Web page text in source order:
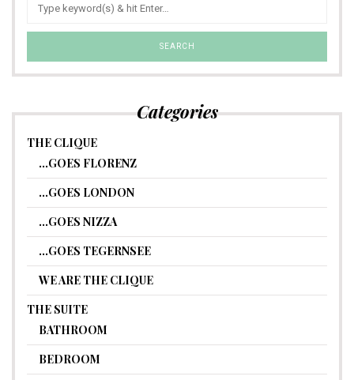
Categories
THE CLIQUE
…GOES FLORENZ
…GOES LONDON
…GOES NIZZA
…GOES TEGERNSEE
WE ARE THE CLIQUE
THE SUITE
BATHROOM
BEDROOM